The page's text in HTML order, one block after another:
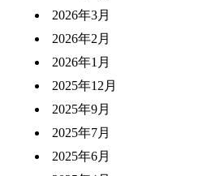
2026年3月
2026年2月
2026年1月
2025年12月
2025年9月
2025年7月
2025年6月